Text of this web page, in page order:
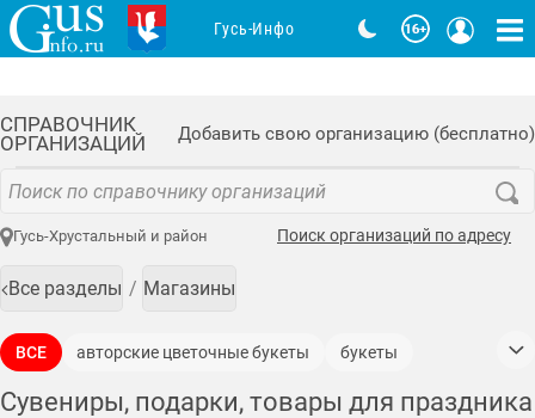
СПРАВОЧНИК
ОРГАНИЗАЦИЙ
Добавить свою организацию (бесплатно)
Гусь-Хрустальный и район Поиск организаций по адресу
Все разделы Магазины
ВСЕ авторские цветочные букеты
букеты
букеты из игрушек
Сувениры, подарки, товары для праздника
Гусь-Инфо